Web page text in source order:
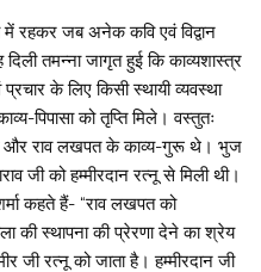
रहकर जब अनेक कवि एवं विद्वान
तमन्ना जागृत हुई कि काव्यशास्त्र
के लिए किसी स्थायी व्यवस्था
पिपासा को तृप्ति मिले। वस्तुतः
और राव लखपत के काव्य-गुरू थे। भुज
जी को हम्मीरदान रत्नू से मिली थी।
कहते हैं- “राव लखपत को
की स्थापना की प्रेरणा देने का श्रेय
जी रत्नू को जाता है। हम्मीरदान जी